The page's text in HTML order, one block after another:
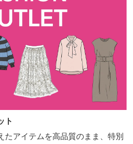
ト
たアイテムを高品質のまま、特別